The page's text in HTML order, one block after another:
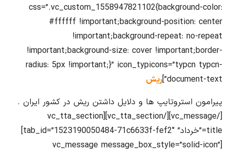
css=”.vc_custom_1558947821102{background-color:
#ffffff !important;background-position: center
!important;background-repeat: no-repeat
!important;background-size: cover !important;border-
radius: 5px !important;}” icon_typicons=”typcn typcn-
document-text”] ریش
پیرامون استروتایپ ها و دلایل داشتن ریش در کشور ایران .
[/vc_message][/vc_tta_section][vc_tta_section
title=”خرداد” tab_id=”1523190050484-71c6633f-fef2″]
[vc_message message_box_style=”solid-icon”